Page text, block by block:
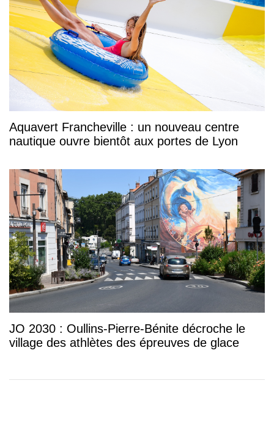
Aquavert Francheville : un nouveau centre
nautique ouvre bientôt aux portes de Lyon
JO 2030 : Oullins-Pierre-Bénite décroche le
village des athlètes des épreuves de glace